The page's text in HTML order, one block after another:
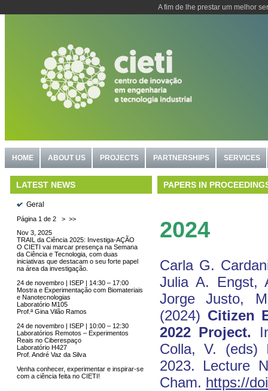
A fim de lhe prestar um melhor
HOME ABOUT US PROJECTS PARTNERSHIPS SERVICES
LATEST NEWS
Geral
Página 1 de 2 > >>
Nov 3, 2025
TRAIL da Ciência 2025: Investiga-AÇÃO
O CIETI vai marcar presença na Semana
da Ciência e Tecnologia, com duas
iniciativas que destacam o seu forte papel
na área da investigação.
24 de novembro | ISEP | 14:30 – 17:00
Mostra e Experimentação com Biomateriais
e Nanotecnologias
Laboratório M105
Prof.ª Gina Vilão Ramos
24 de novembro | ISEP | 10:00 – 12:30
Laboratórios Remotos – Experimentos
Reais no Ciberespaço
Laboratório H427
Prof. André Vaz da Silva
Venha conhecer, experimentar e inspirar-se
com a ciência feita no CIETI!
PAPERS IN
2024
Carla G.
Julia A. Engst,
Jorge Justo,
(2024) Citizen
2022 Project.
Colla, V. (eds)
2023. Lecture
Cham. https://